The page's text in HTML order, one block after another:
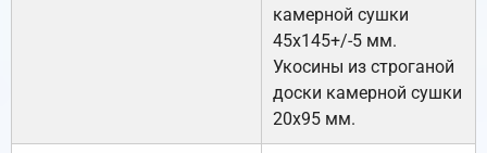
камерной сушки
45х145+/-5 мм.
Укосины из строганой
доски камерной сушки
20х95 мм.